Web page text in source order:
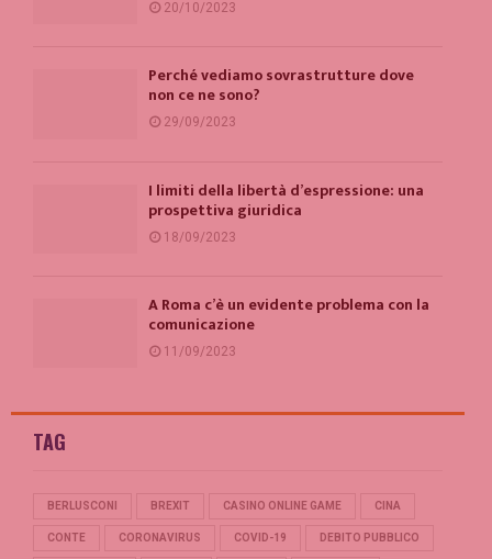
20/10/2023
Perché vediamo sovrastrutture dove
non ce ne sono?
29/09/2023
I limiti della libertà d’espressione: una
prospettiva giuridica
18/09/2023
A Roma c’è un evidente problema con la
comunicazione
11/09/2023
TAG
BERLUSCONI BREXIT CASINO ONLINE GAME CINA
CONTE CORONAVIRUS COVID-19 DEBITO PUBBLICO